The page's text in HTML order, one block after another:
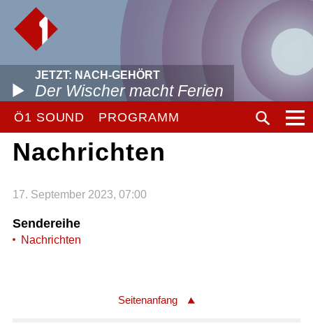
JETZT: NACH-GEHÖRT
Der Wischer macht Ferien
Ö1 SOUND PROGRAMM
Nachrichten
17. September 2023, 07:00
Sendereihe
Nachrichten
Seitenanfang